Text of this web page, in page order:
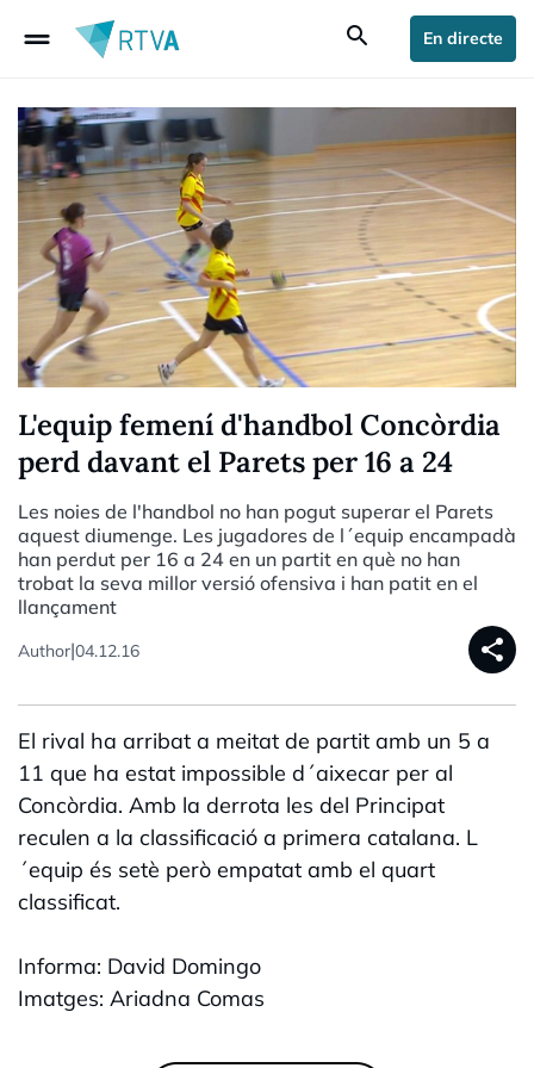
drag_handle search En directe
L'equip femení d'handbol Concòrdia
perd davant el Parets per 16 a 24
Les noies de l'handbol no han pogut superar el Parets
aquest diumenge. Les jugadores de l´equip encampadà
han perdut per 16 a 24 en un partit en què no han
trobat la seva millor versió ofensiva i han patit en el
llançament
Author|04.12.16 share
El rival ha arribat a meitat de partit amb un 5 a
11 que ha estat impossible d´aixecar per al
Concòrdia. Amb la derrota les del Principat
reculen a la classificació a primera catalana. L
´equip és setè però empatat amb el quart
classificat.
Informa: David Domingo
Imatges: Ariadna Comas